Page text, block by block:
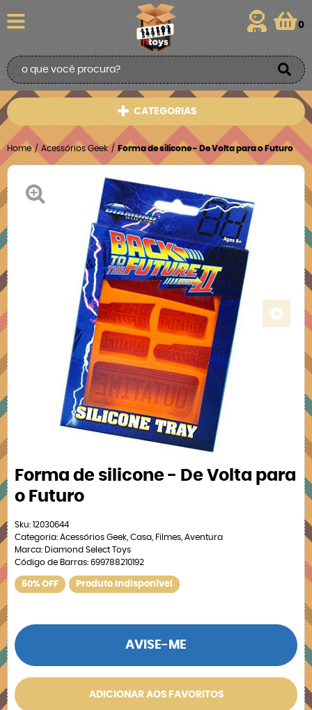
0
CATEGORIAS
Home Acessórios Geek Forma de silicone - De Volta para o Futuro
Forma de silicone - De Volta para
o Futuro
Sku: 12030644
Categoria: Acessórios Geek Casa Filmes Aventura
Marca: Diamond Select Toys
Código de Barras: 699788210192
60% OFF Produto Indisponível
AVISE-ME
ADICIONAR AOS FAVORITOS